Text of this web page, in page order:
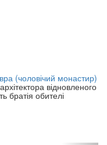
(чоловічий монастир)
відновленого
братія обителі